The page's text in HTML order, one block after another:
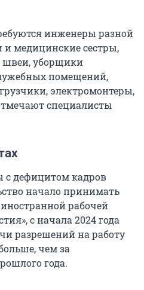
инженеры разной
и медицинские сестры,
швеи, уборщики
помещений,
электромонтеры,
специалисты
дефицитом кадров
начало принимать
рабочей
с начала 2024 года
разрешений на работу
чем за
года.